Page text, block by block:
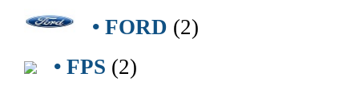
• FORD (2)
• FPS (2)